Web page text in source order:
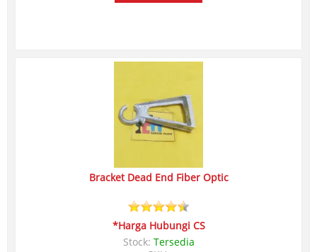
Bracket Dead End Fiber Optic
*Harga Hubungi CS
Stock: Tersedia